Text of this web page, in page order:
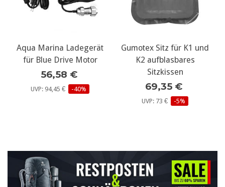
Aqua Marina Ladegerät
für Blue Drive Motor
56,58 €
UVP: 94,45 € -40%
Gumotex Sitz für K1 und
K2 aufblasbares
Sitzkissen
69,35 €
UVP: 73 € -5%